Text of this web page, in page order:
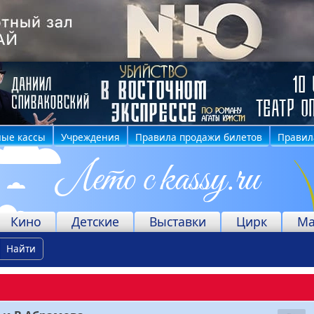
кассы Учреждения Правила продажи билетов
Кино Детские Выставки Цирк
Найти